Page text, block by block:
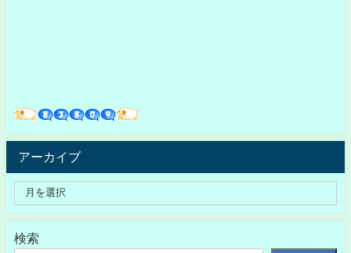
アーカイブ
検索